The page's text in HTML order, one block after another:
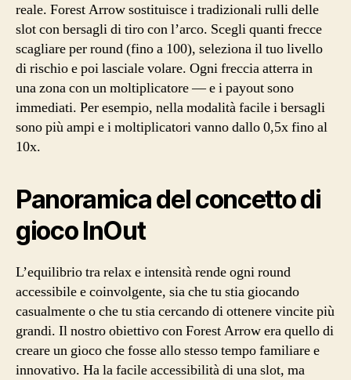
reale. Forest Arrow sostituisce i tradizionali rulli delle
slot con bersagli di tiro con l’arco. Scegli quanti frecce
scagliare per round (fino a 100), seleziona il tuo livello
di rischio e poi lasciale volare. Ogni freccia atterra in
una zona con un moltiplicatore — e i payout sono
immediati. Per esempio, nella modalità facile i bersagli
sono più ampi e i moltiplicatori vanno dallo 0,5x fino al
10x.
Panoramica del concetto di
gioco InOut
L’equilibrio tra relax e intensità rende ogni round
accessibile e coinvolgente, sia che tu stia giocando
casualmente o che tu stia cercando di ottenere vincite più
grandi. Il nostro obiettivo con Forest Arrow era quello di
creare un gioco che fosse allo stesso tempo familiare e
innovativo. Ha la facile accessibilità di una slot, ma